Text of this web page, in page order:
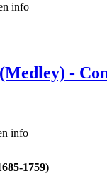
info
-
info
1759)